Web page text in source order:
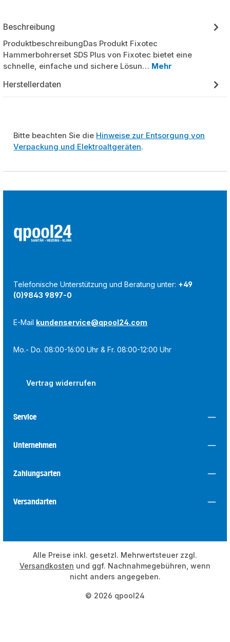
Beschreibung
ProduktbeschreibungDas Produkt Fixotec
Hammerbohrerset SDS Plus von Fixotec bietet eine
schnelle, einfache und sichere Lösun… Mehr
Herstellerdaten
Bitte beachten Sie die Hinweise zur Entsorgung von
Verpackung und Elektroaltgeräten.
Telefonische Unterstützung und Beratung unter: +49
(0)9843 9897-0
E-Mail kundenservice@qpool24.com
Mo.- Do. 08:00-16:00 Uhr & Fr. 08:00-12:00 Uhr
Vertrag widerrufen
Service
Unternehmen
Zahlungsarten
Versandarten
© 2026 qpool24
Alle Preise inkl. gesetzl. Mehrwertsteuer zzgl.
Versandkosten und ggf. Nachnahmegebühren, wenn
nicht anders angegeben.